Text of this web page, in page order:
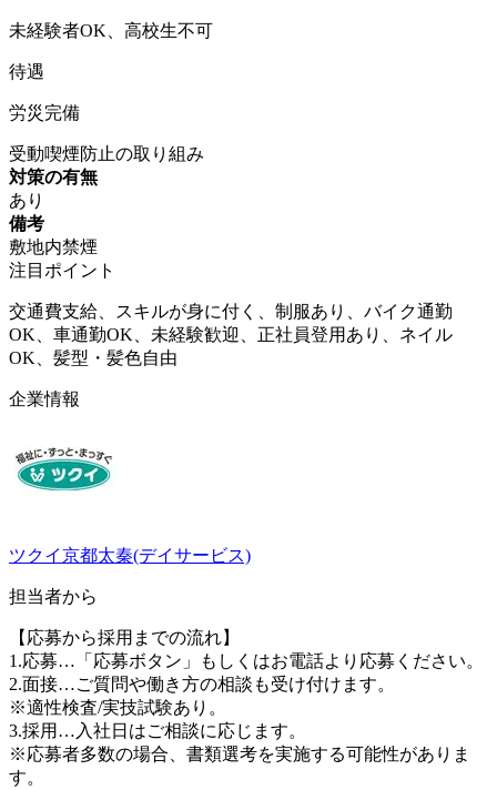
未経験者OK、高校生不可
待遇
労災完備
受動喫煙防止の取り組み
対策の有無
あり
備考
敷地内禁煙
注目ポイント
交通費支給、スキルが身に付く、制服あり、バイク通勤
OK、車通勤OK、未経験歓迎、正社員登用あり、ネイル
OK、髪型・髪色自由
企業情報
ツクイ京都太秦(デイサービス)
担当者から
【応募から採用までの流れ】
1.応募…「応募ボタン」もしくはお電話より応募ください。
2.面接…ご質問や働き方の相談も受け付けます。
※適性検査/実技試験あり。
3.採用…入社日はご相談に応じます。
※応募者多数の場合、書類選考を実施する可能性がありま
す。